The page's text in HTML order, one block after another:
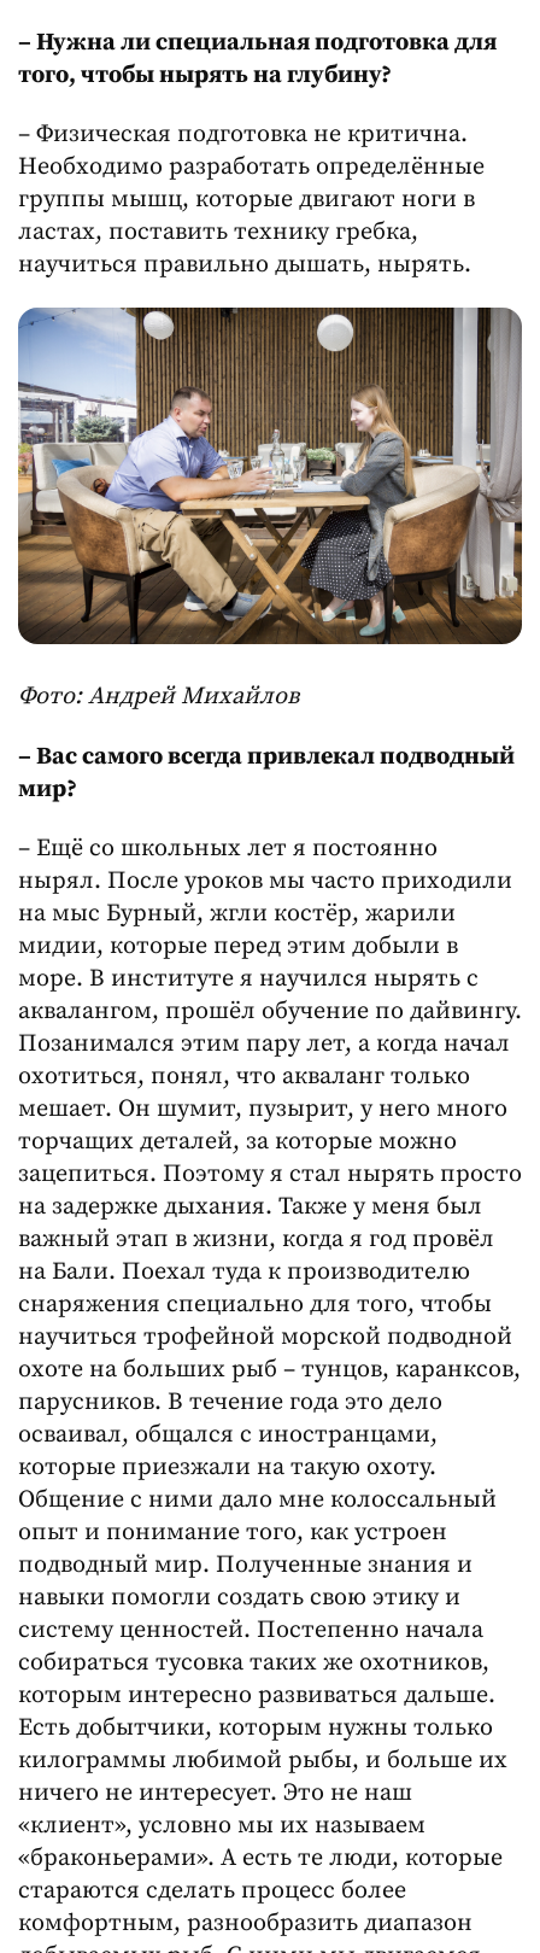
– Нужна ли специальная подготовка для
того, чтобы нырять на глубину?
– Физическая подготовка не критична.
Необходимо разработать определённые
группы мышц, которые двигают ноги в
ластах, поставить технику гребка,
научиться правильно дышать, нырять.
Фото: Андрей Михайлов
– Вас самого всегда привлекал подводный
мир?
– Ещё со школьных лет я постоянно
нырял. После уроков мы часто приходили
на мыс Бурный, жгли костёр, жарили
мидии, которые перед этим добыли в
море. В институте я научился нырять с
аквалангом, прошёл обучение по дайвингу.
Позанимался этим пару лет, а когда начал
охотиться, понял, что акваланг только
мешает. Он шумит, пузырит, у него много
торчащих деталей, за которые можно
зацепиться. Поэтому я стал нырять просто
на задержке дыхания. Также у меня был
важный этап в жизни, когда я год провёл
на Бали. Поехал туда к производителю
снаряжения специально для того, чтобы
научиться трофейной морской подводной
охоте на больших рыб – тунцов, каранксов,
парусников. В течение года это дело
осваивал, общался с иностранцами,
которые приезжали на такую охоту.
Общение с ними дало мне колоссальный
опыт и понимание того, как устроен
подводный мир. Полученные знания и
навыки помогли создать свою этику и
систему ценностей. Постепенно начала
собираться тусовка таких же охотников,
которым интересно развиваться дальше.
Есть добытчики, которым нужны только
килограммы любимой рыбы, и больше их
ничего не интересует. Это не наш
«клиент», условно мы их называем
«браконьерами». А есть те люди, которые
стараются сделать процесс более
комфортным, разнообразить диапазон